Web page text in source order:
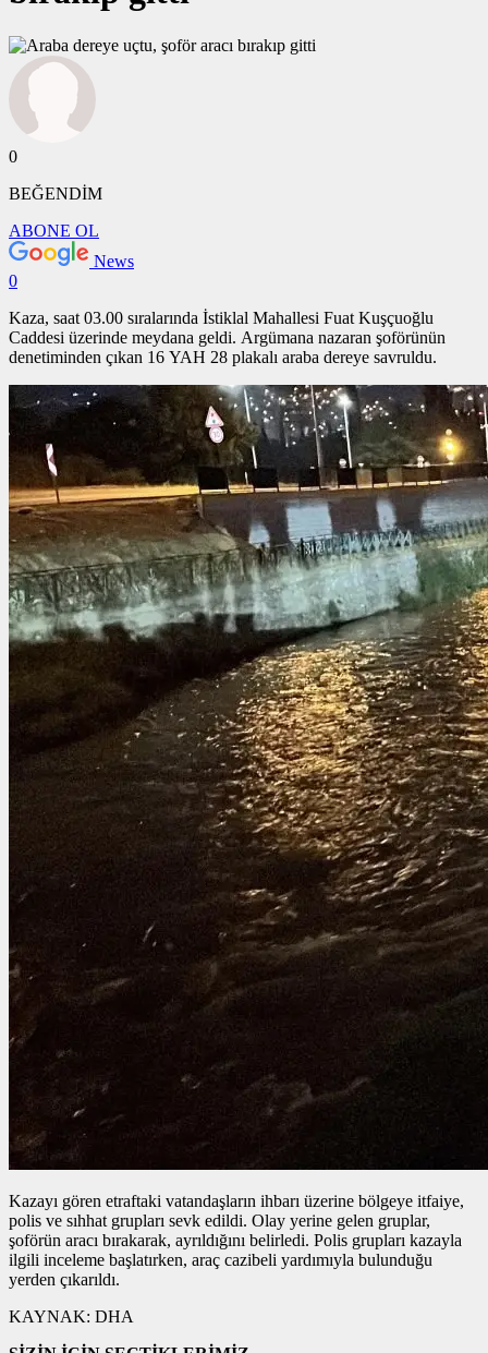
0
BEĞENDİM
ABONE OL
News
0
Kaza, saat 03.00 sıralarında İstiklal Mahallesi Fuat Kuşçuoğlu
Caddesi üzerinde meydana geldi. Argümana nazaran şoförünün
denetiminden çıkan 16 YAH 28 plakalı araba dereye savruldu.
Kazayı gören etraftaki vatandaşların ihbarı üzerine bölgeye itfaiye,
polis ve sıhhat grupları sevk edildi. Olay yerine gelen gruplar,
şoförün aracı bırakarak, ayrıldığını belirledi. Polis grupları kazayla
ilgili inceleme başlatırken, araç cazibeli yardımıyla bulunduğu
yerden çıkarıldı.
KAYNAK: DHA